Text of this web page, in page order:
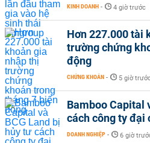
KINH DOANH - 4 giờ trước
Hơn 227.000 tài
trường chứng
động
CHỨNG KHOÁN - 5 giờ
Bamboo Capital
cách công ty đại
DOANH NGHIỆP - 6 giờ